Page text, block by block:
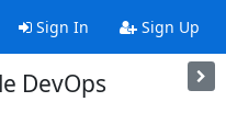
Sign In Sign Up
DevOps